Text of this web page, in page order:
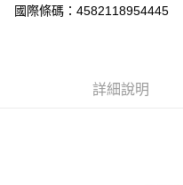
國際條碼：4582118954445
詳細說明